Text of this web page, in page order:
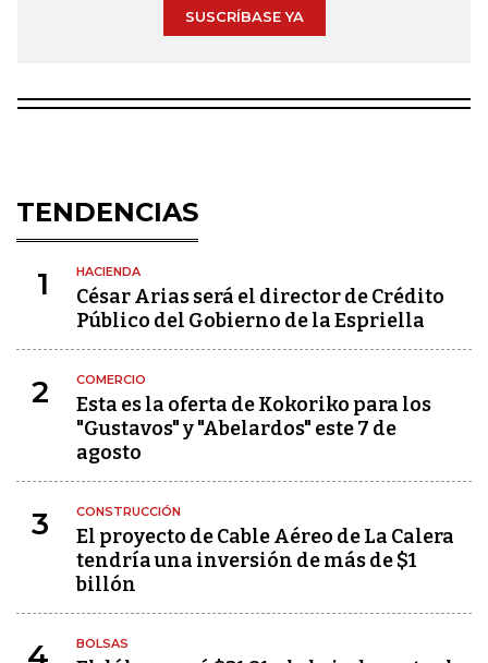
SUSCRÍBASE YA
TENDENCIAS
1 HACIENDA
César Arias será el director de Crédito
Público del Gobierno de la Espriella
2 COMERCIO
Esta es la oferta de Kokoriko para los
"Gustavos" y "Abelardos" este 7 de
agosto
3 CONSTRUCCIÓN
El proyecto de Cable Aéreo de La Calera
tendría una inversión de más de $1
billón
4 BOLSAS